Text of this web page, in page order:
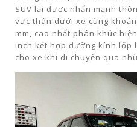
SUV lại được nhấn mạnh
vực thân dưới xe cùng
mm, cao nhất phân khúc
inch kết hợp đường kính lốp
cho xe khi di chuyển qua